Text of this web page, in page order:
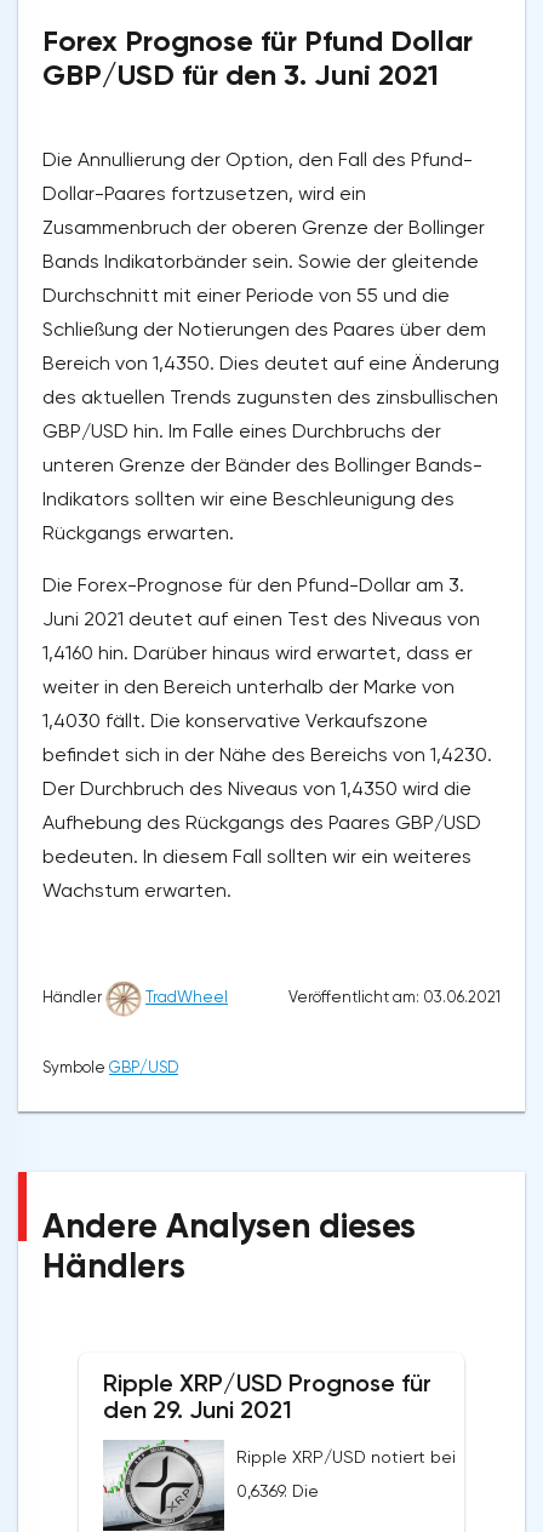
Forex Prognose für Pfund Dollar
GBP/USD für den 3. Juni 2021
Die Annullierung der Option, den Fall des Pfund-
Dollar-Paares fortzusetzen, wird ein
Zusammenbruch der oberen Grenze der Bollinger
Bands Indikatorbänder sein. Sowie der gleitende
Durchschnitt mit einer Periode von 55 und die
Schließung der Notierungen des Paares über dem
Bereich von 1,4350. Dies deutet auf eine Änderung
des aktuellen Trends zugunsten des zinsbullischen
GBP/USD hin. Im Falle eines Durchbruchs der
unteren Grenze der Bänder des Bollinger Bands-
Indikators sollten wir eine Beschleunigung des
Rückgangs erwarten.
Die Forex-Prognose für den Pfund-Dollar am 3.
Juni 2021 deutet auf einen Test des Niveaus von
1,4160 hin. Darüber hinaus wird erwartet, dass er
weiter in den Bereich unterhalb der Marke von
1,4030 fällt. Die konservative Verkaufszone
befindet sich in der Nähe des Bereichs von 1,4230.
Der Durchbruch des Niveaus von 1,4350 wird die
Aufhebung des Rückgangs des Paares GBP/USD
bedeuten. In diesem Fall sollten wir ein weiteres
Wachstum erwarten.
Händler TradWheel Veröffentlicht am: 03.06.2021
Symbole GBP/USD
Andere Analysen dieses
Händlers
Ripple XRP/USD Prognose für
den 29. Juni 2021
Ripple XRP/USD notiert bei
0,6369. Die